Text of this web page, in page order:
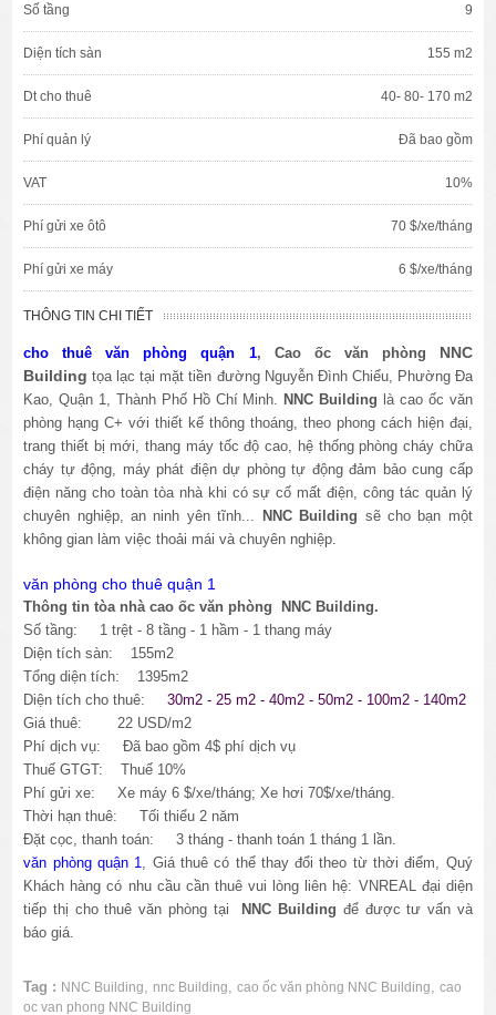
Số tầng 9
Diện tích sàn 155 m2
Dt cho thuê 40- 80- 170 m2
Phí quản lý Đã bao gồm
VAT 10%
Phí gửi xe ôtô 70 $/xe/tháng
Phí gửi xe máy 6 $/xe/tháng
THÔNG TIN CHI TIẾT
cho thuê văn phòng quận 1, Cao ốc văn phòng NNC
Building tọa lạc tại mặt tiền đường Nguyễn Đình Chiểu, Phường Đa
Kao, Quận 1, Thành Phố Hồ Chí Minh
NNC Building là cao ốc văn
phòng hạng C+ với thiết kế thông thoáng, theo phong cách hiện đại,
trang thiết bị mới, thang máy tốc độ cao, hệ thống phòng cháy chữa
cháy tự động, máy phát điện dự phòng tự động đảm bảo cung cấp
điện năng cho toàn tòa nhà khi có sự cố mất điện, công tác quản lý
chuyên nghiệp, an ninh yên tĩnh... NNC Building sẽ cho bạn một
không gian làm việc thoải mái và chuyên nghiệp.
văn phòng cho thuê quận 1
Thông tin tòa nhà cao ốc văn phòng NNC Building.
Số tầng: 1 trệt - 8 tầng - 1 hầm - 1 thang máy
Diện tích sàn: 155m2
Tổng diện tích: 1395m2
Diện tích cho thuê:30m2 - 25 m2 - 40m2 - 50m2 - 100m2 - 140m2
Giá thuê: 22 USD/m2
Phí dịch vụ: Đã bao gồm 4$ phí dịch vụ
Thuế GTGT: Thuế 10%
Phí gửi xe: Xe máy 6 $/xe/tháng; Xe hơi 70$/xe/tháng.
Thời hạn thuê: Tối thiểu 2 năm
Đặt cọc, thanh toán: 3 tháng - thanh toán 1 tháng 1 lần.
văn phòng quận 1
, Giá thuê có thể thay đổi theo từ thời điểm, Quý
Khách hàng có nhu cầu cần thuê vui lòng liên hệ: VNREAL đại diện
tiếp thị cho thuê văn phòng tại
NNC Building để được tư vấn và
báo giá.
Tag : NNC Building nnc Building ,cao ốc văn phòng NNC Building ,cao
oc van phong NNC Building